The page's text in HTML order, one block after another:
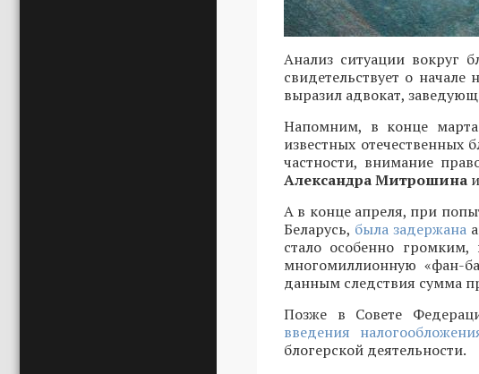
Анализ ситуации вокруг
свидетельствует о
выразил адвокат,
Напомним, в конце
известных отечественных
частности, внимание
Александра Митрошина и
А в конце апреля, при
Беларусь, была задержана
стало особенно
многомиллионную «фан-
данным следствия сумма
Позже в Совете
введения
блогерской деятельности.